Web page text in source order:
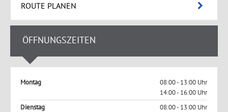
ROUTE PLANEN
ÖFFNUNGSZEITEN
Montag
08:00 - 13:00 Uhr
14:00 - 16:00 Uhr
Dienstag
08:00 - 13:00 Uhr